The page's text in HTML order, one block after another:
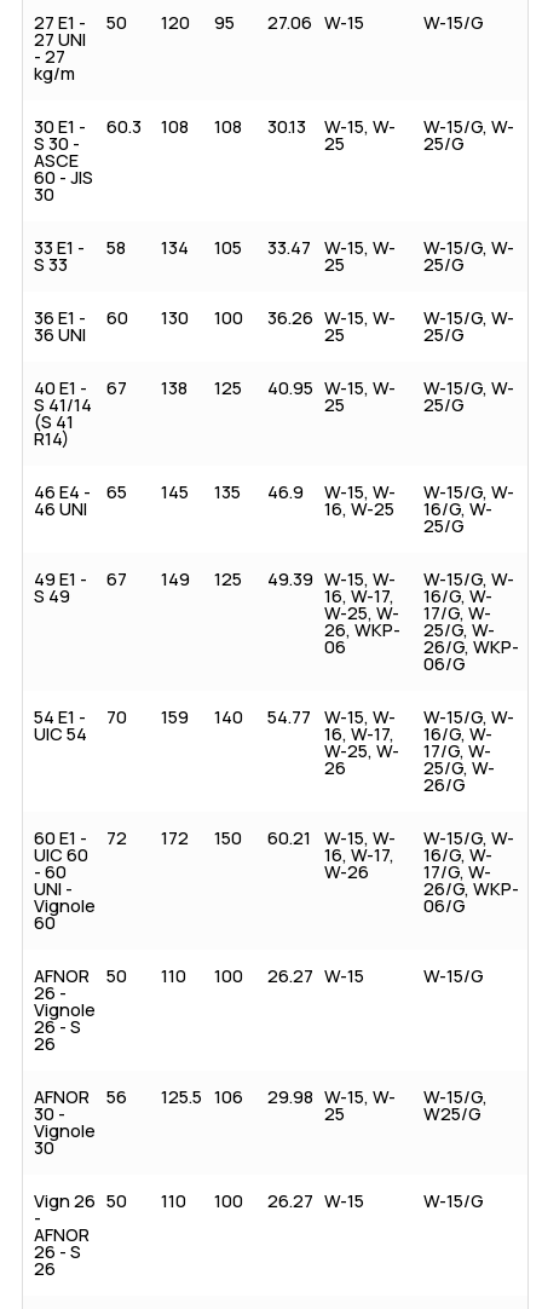
27 E1 -
27 UNI
- 27
kg/m
50 120 95 27.06 W-15 W-15/G
30 E1 -
S 30 -
ASCE
60 - JIS
30
60.3 108 108 30.13 W-15, W-
25
W-15/G, W-
25/G
33 E1 -
S 33
58 134 105 33.47 W-15, W-
25
W-15/G, W-
25/G
36 E1 -
36 UNI
60 130 100 36.26 W-15, W-
25
W-15/G, W-
25/G
40 E1 -
S 41/14
(S 41
R14)
67 138 125 40.95 W-15, W-
25
W-15/G, W-
25/G
46 E4 -
46 UNI
65 145 135 46.9 W-15, W-
16, W-25
W-15/G, W-
16/G, W-
25/G
49 E1 -
S 49
67 149 125 49.39 W-15, W-
16, W-17,
W-25, W-
26, WKP-
06
W-15/G, W-
16/G, W-
17/G, W-
25/G, W-
26/G, WKP-
06/G
54 E1 -
UIC 54
70 159 140 54.77 W-15, W-
16, W-17,
W-25, W-
26
W-15/G, W-
16/G, W-
17/G, W-
25/G, W-
26/G
60 E1 -
UIC 60
- 60
UNI -
Vignole
60
72 172 150 60.21 W-15, W-
16, W-17,
W-26
W-15/G, W-
16/G, W-
17/G, W-
26/G, WKP-
06/G
AFNOR
26 -
Vignole
26 - S
26
50 110 100 26.27 W-15 W-15/G
AFNOR
30 -
Vignole
30
56 125.5 106 29.98 W-15, W-
25
W-15/G,
W25/G
Vign 26
-
AFNOR
26 - S
26
50 110 100 26.27 W-15 W-15/G